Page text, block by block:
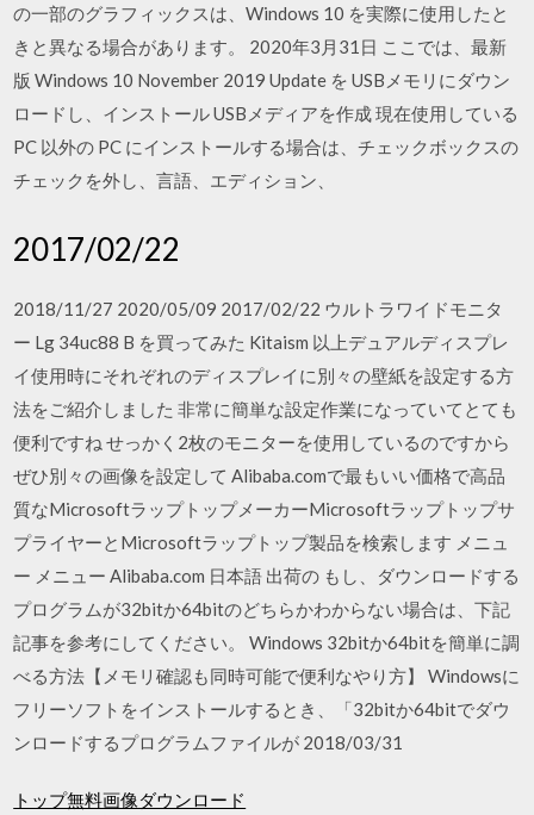
の一部のグラフィックスは、Windows 10 を実際に使用したと
きと異なる場合があります。 2020年3月31日 ここでは、最新
版 Windows 10 November 2019 Update を USBメモリにダウン
ロードし、インストール USBメディアを作成 現在使用している
PC 以外の PC にインストールする場合は、チェックボックスの
チェックを外し、言語、エディション、
2017/02/22
2018/11/27 2020/05/09 2017/02/22 ウルトラワイドモニタ
ー Lg 34uc88 B を買ってみた Kitaism 以上デュアルディスプレ
イ使用時にそれぞれのディスプレイに別々の壁紙を設定する方
法をご紹介しました 非常に簡単な設定作業になっていてとても
便利ですね せっかく2枚のモニターを使用しているのですから
ぜひ別々の画像を設定して Alibaba.comで最もいい価格で高品
質なMicrosoftラップトップメーカーMicrosoftラップトップサ
プライヤーとMicrosoftラップトップ製品を検索します メニュ
ー メニュー Alibaba.com 日本語 出荷の もし、ダウンロードする
プログラムが32bitか64bitのどちらかわからない場合は、下記
記事を参考にしてください。 Windows 32bitか64bitを簡単に調
べる方法【メモリ確認も同時可能で便利なやり方】 Windowsに
フリーソフトをインストールするとき、「32bitか64bitでダウ
ンロードするプログラムファイルが 2018/03/31
トップ無料画像ダウンロード